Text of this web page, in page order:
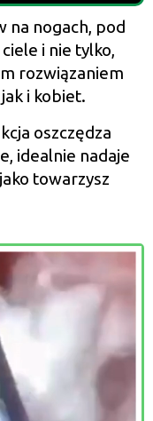
na nogach, pod
i nie tylko,
rozwiązaniem
i kobiet.
oszczędza
idealnie nadaje
towarzysz